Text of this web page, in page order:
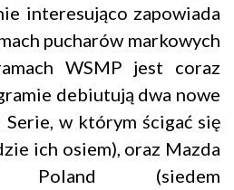
interesująco zapowiada
pucharów markowych
WSMP jest coraz
debiutują dwa nowe
w którym ścigać się
ich osiem), oraz Mazda
(siedem